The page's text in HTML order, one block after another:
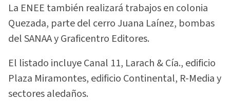
La ENEE también realizará trabajos en colonia
Quezada, parte del cerro Juana Laínez, bombas
del SANAA y Graficentro Editores.
El listado incluye Canal 11, Larach & Cía., edificio
Plaza Miramontes, edificio Continental, R-Media y
sectores aledaños.